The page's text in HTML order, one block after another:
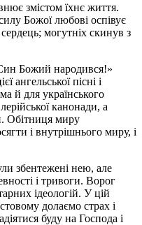
змістом їхнє життя.
Божої любові оспівує
могутніх скинув з
Божий народився!»
пісні і
й для українського
канонади, а
Обітниця миру
і внутрішнього миру, і
збентежені нею, але
і тривоги. Ворог
ідеологій. У цій
долаємо страх і
буду на Господа і